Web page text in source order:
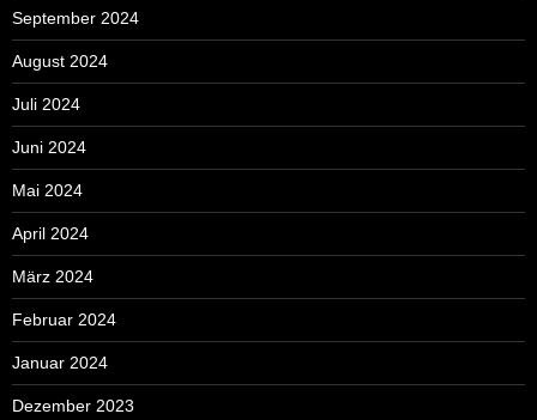
September 2024
August 2024
Juli 2024
Juni 2024
Mai 2024
April 2024
März 2024
Februar 2024
Januar 2024
Dezember 2023